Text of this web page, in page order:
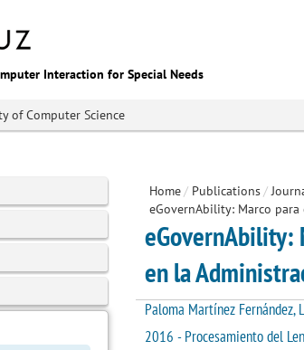
Interaction for Special Needs
of Computer Science
Home/ Publications/
eGovernAbility: Marco
eGovernAbility:
en la
Paloma Martínez Fernández,
2016 - Procesamiento del